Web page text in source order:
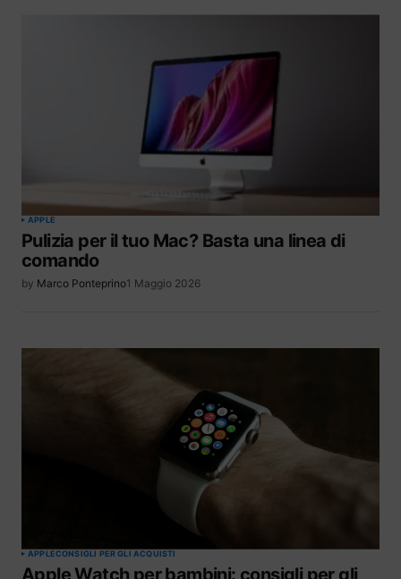
APPLE
Pulizia per il tuo Mac? Basta una linea di
comando
by Marco Ponteprino1 Maggio 2026
APPLECONSIGLI PER GLI ACQUISTI
Apple Watch per bambini: consigli per gli